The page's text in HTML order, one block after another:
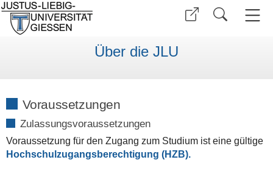
Über die JLU
Voraussetzungen
Zulassungsvoraussetzungen
Voraussetzung für den Zugang zum Studium ist eine gültige
Hochschulzugangsberechtigung (HZB).